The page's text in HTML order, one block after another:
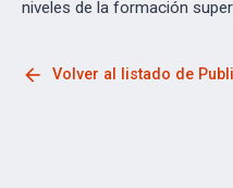
niveles de la formación
arrow_back Volver al listado de